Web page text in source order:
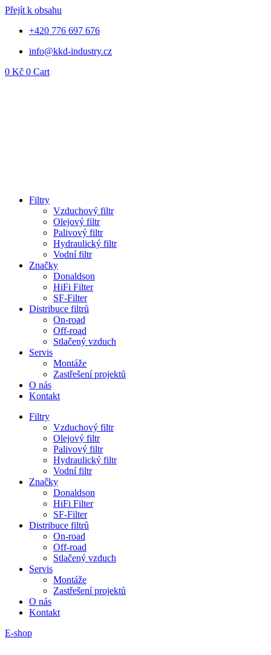
Přejít k obsahu
+420 776 697 676
info@kkd-industry.cz
0 Kč 0 Cart
Filtry
Vzduchový filtr
Olejový filtr
Palivový filtr
Hydraulický filtr
Vodní filtr
Značky
Donaldson
HiFi Filter
SF-Filter
Distribuce filtrů
On-road
Off-road
Stlačený vzduch
Servis
Montáže
Zastřešení projektů
O nás
Kontakt
Filtry
Vzduchový filtr
Olejový filtr
Palivový filtr
Hydraulický filtr
Vodní filtr
Značky
Donaldson
HiFi Filter
SF-Filter
Distribuce filtrů
On-road
Off-road
Stlačený vzduch
Servis
Montáže
Zastřešení projektů
O nás
Kontakt
E-shop